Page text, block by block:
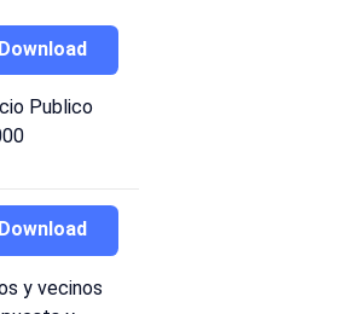
Download
Publico
Download
y vecinos